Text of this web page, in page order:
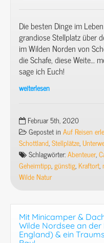
Die besten Dinge im
grandiose Stellplatz über
im Wilden Norden von
die Schafe, diese Weite…
sage ich Euch!
weiterlesen
&
Dachzelt
nach
Schottland
(8):
Eine
den
Klippen
bei
Februar 5th, 2020
Gepostet in Auf Reisen
Schottland,Stellplätze,
Schlagwörter:Abenteuer,
Geheimtipp,günstig, Kraftort,
Wilde Natur
Mit Minicamper &
Wilde Nordsee an
England) & ein